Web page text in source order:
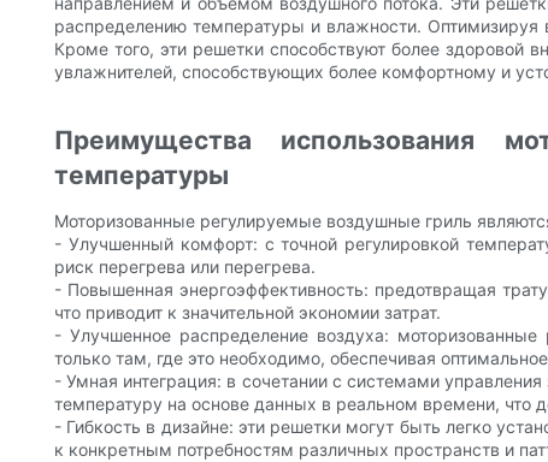
распределению температуры и влажности. Оптимизируя
Кроме того, эти решетки способствуют более здоровой
увлажнителей, способствующих более комфортному и
Преимущества использования
температуры
Моторизованные регулируемые воздушные гриль
- Улучшенный комфорт: с точной регулировкой
риск перегрева или перегрева.
- Повышенная энергоэффективность: предотвращая
что приводит к значительной экономии затрат.
- Улучшенное распределение воздуха: моторизованные
только там, где это необходимо, обеспечивая
- Умная интеграция: в сочетании с системами
температуру на основе данных в реальном времени, что
- Гибкость в дизайне: эти решетки могут быть легко
к конкретным потребностям различных пространств и